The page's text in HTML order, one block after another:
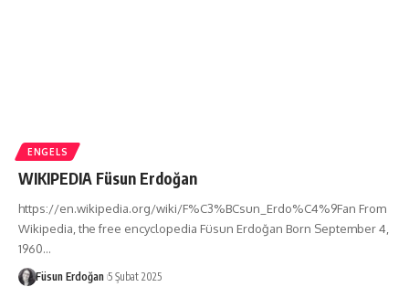
ENGELS
WIKIPEDIA Füsun Erdoğan
https://en.wikipedia.org/wiki/F%C3%BCsun_Erdo%C4%9Fan From
Wikipedia, the free encyclopedia Füsun Erdoğan Born September 4,
1960…
Füsun Erdoğan 5 Şubat 2025